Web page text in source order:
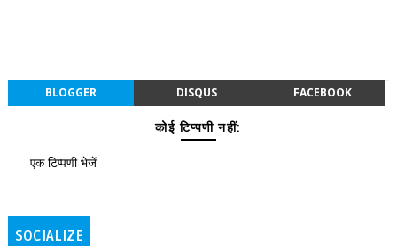
BLOGGER DISQUS FACEBOOK
कोई टिप्पणी नहीं:
एक टिप्पणी भेजें
SOCIALIZE